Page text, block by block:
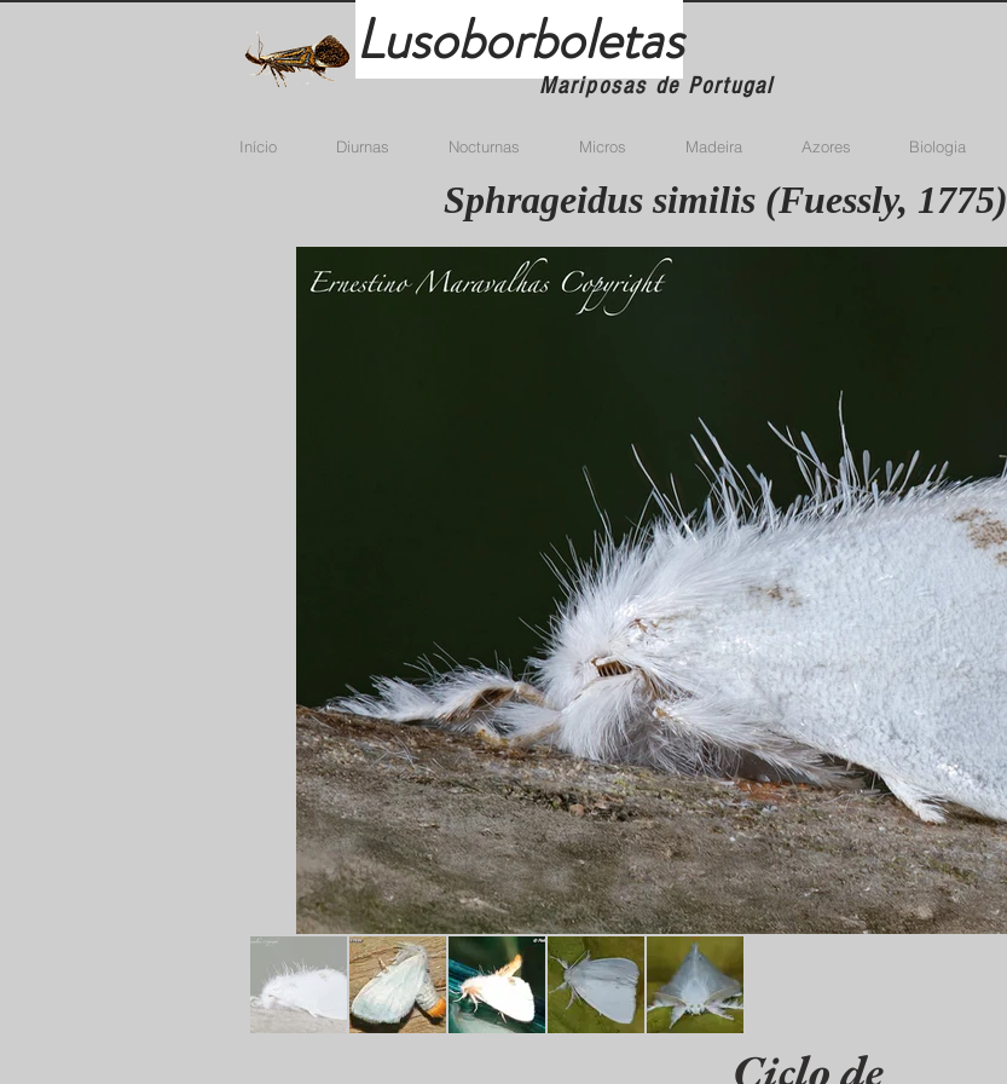
Lusoborboletas
Mariposas de Portugal
Início Diurnas Nocturnas Micros Madeira Azores Biologia
Sphrageidus similis (Fuessly, 1775)
Ciclo de